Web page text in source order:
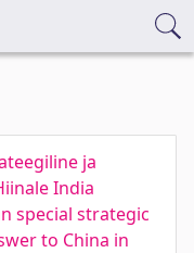
ja
India
special strategic
to China in